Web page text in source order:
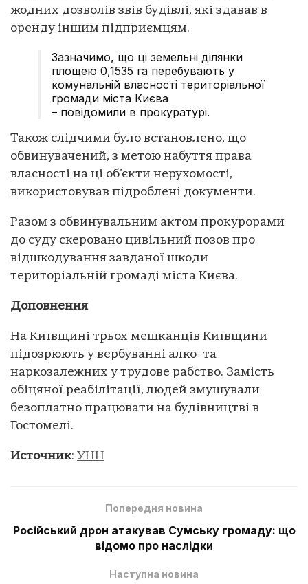
жодних дозволів звів будівлі, які здавав в
оренду іншим підприємцям.
Зазначимо, що ці земельні ділянки
площею 0,1535 га перебувають у
комунальній власності територіальної
громади міста Києва
– повідомили в прокуратурі.
Також слідчими було встановлено, що
обвинувачений, з метою набуття права
власності на ці об’єкти нерухомості,
використовував підроблені документи.
Разом з обвинувальним актом прокурорами
до суду скеровано цивільний позов про
відшкодування завданої шкоди
територіальній громаді міста Києва.
Доповнення
На Київщині трьох мешканців Київщини
підозрюють у вербуванні алко- та
наркозалежних у трудове рабство. Замість
обіцяної реабілітації, людей змушували
безоплатно працювати на будівництві в
Гостомелі.
Источник: УНН
Попередня новина
Російський дрон атакував Сумську громаду: що
відомо про наслідки
Наступна новина